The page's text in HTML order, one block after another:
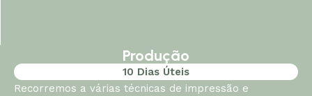
Produção
10 Dias Úteis
Recorremos a várias técnicas de impressão e